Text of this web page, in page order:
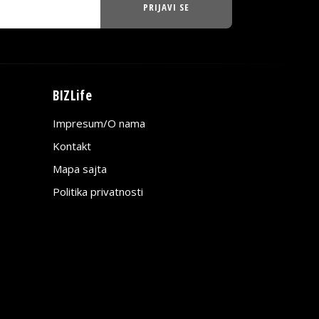
PRIJAVI SE
BIZLife
Impresum/O nama
Kontakt
Mapa sajta
Politika privatnosti